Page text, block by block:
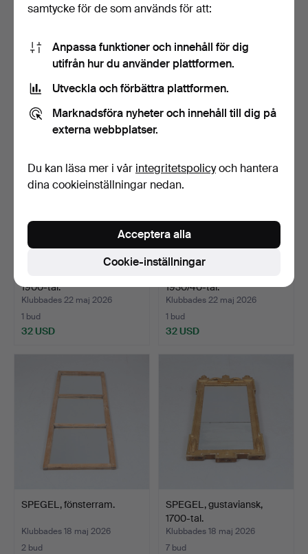
SPEGEL, omgjort fönster.,
1900 tal.
Klubbades 30 maj 2026
1 bud
SPEGEL, rokokostil,
Klubbades 29 maj 2026
5 bud
1900-tal.
Klubbades 22 maj 2026
1 bud
32 USD
1930/40-tal.
Klubbades 22 maj 2026
1 bud
32 USD
SPEGEL, fönsterram.
Klubbades 18 maj 2026
2 bud
SPEGEL, gustaviansk,
1700-tal.
Klubbades 18 maj 2026
7 bud
samtycke för de som används för att:
Anpassa funktioner och innehåll för dig
utifrån hur du använder plattformen.
Utveckla och förbättra plattformen.
Marknadsföra nyheter och innehåll till dig på
externa webbplatser.
Du kan läsa mer i vår integritetspolicyoch hantera
dina cookieinställningar nedan.
Cookie-inställningar
Acceptera alla